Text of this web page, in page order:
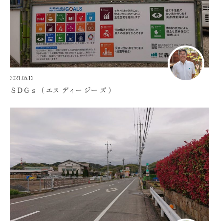
2021.05.13
ＳＤＧｓ（ エス ディー ジー ズ ）